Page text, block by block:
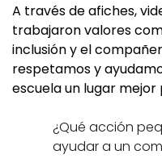
A través de afiches,
trabajaron valores
inclusión y el
respetamos y
escuela un lugar mejor
¿Qué acción
ayudar a un